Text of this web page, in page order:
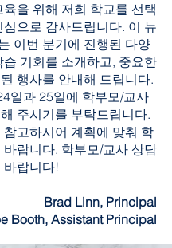
을 위해 저희 학교를 선택
으로 감사드립니다. 이 뉴
이번 분기에 진행된 다양
습 기회를 소개하고, 중요한
행사를 안내해 드립니다.
일과 25일에 학부모/교사
주시기를 부탁드립니다.
참고하시어 계획에 맞춰 학
바랍니다. 학부모/교사 상담
바랍니다!
Brad Linn, Principal
Booth, Assistant Principal